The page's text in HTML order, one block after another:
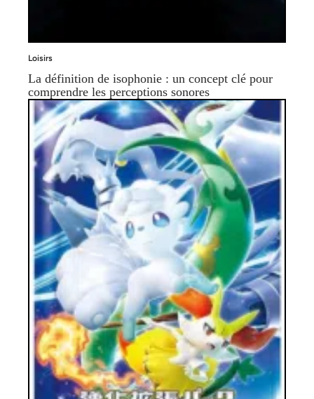
Loisirs
La définition de isophonie : un concept clé pour
comprendre les perceptions sonores